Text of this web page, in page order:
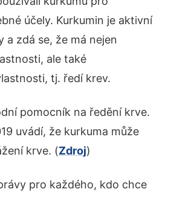
účely. Kurkumin je aktivní
a zdá se, že má nejen
ale také
tj. ředí krev.
pomocník na ředění krve.
uvádí, že kurkuma může
krve. (Zdroj)
pro každého, kdo chce